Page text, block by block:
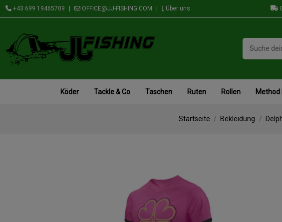
+43 699 19465709 OFFICE@JJ-FISHING.COM Über uns
Köder Tackle & Co Taschen Ruten Rollen Method
Startseite Bekleidung